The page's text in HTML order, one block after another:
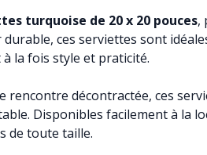
turquoise de 20 x 20 pouces,
ces serviettes sont
la fois style et praticité.
rencontre décontractée, ces
Disponibles facilement à la
de toute taille.